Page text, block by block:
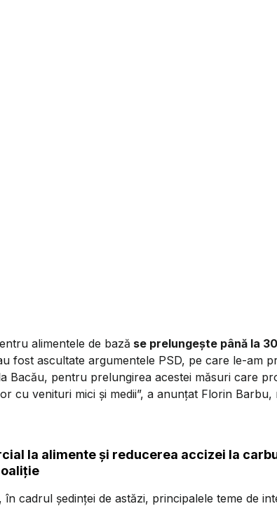
alimentele de bază se prelungește până la
fost ascultate argumentele PSD, pe care le-am
Bacău, pentru prelungirea acestei măsuri care
cu venituri mici și medii”, a anunțat Florin Barbu,
la alimente și reducerea accizei la
în cadrul ședinței de astăzi, principalele teme de